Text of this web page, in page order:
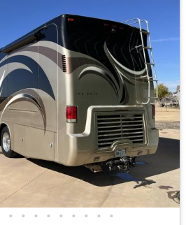
• • • • • • • • •